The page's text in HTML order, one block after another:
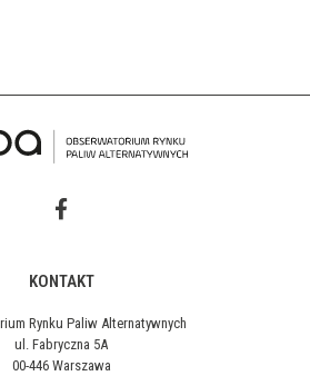
KONTAKT
Rynku Paliw Alternatywnych
ul. Fabryczna 5A
00-446 Warszawa